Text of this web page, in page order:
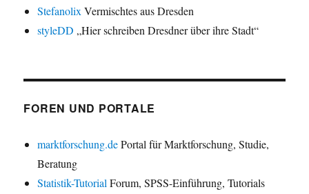
Stefanolix Vermischtes aus Dresden
styleDD „Hier schreiben Dresdner über ihre Stadt“
FOREN UND PORTALE
marktforschung.dePortal für Marktforschung, Studie,
Beratung
Statistik-Tutorial Forum, SPSS-Einführung, Tutorials